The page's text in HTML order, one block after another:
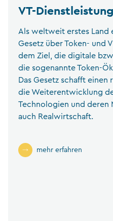
VT-
Als weltweit erstes Land
Gesetz über Token- und
dem Ziel, die digitale
die sogenannte Token-
Das Gesetz schafft einen
die Weiterentwicklung
Technologien und deren
auch Realwirtschaft.
mehr erfahren